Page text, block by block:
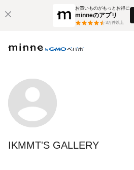
お買いものがもっとお得に
minneのアプリ
3万件以上
IKMMT'S GALLERY